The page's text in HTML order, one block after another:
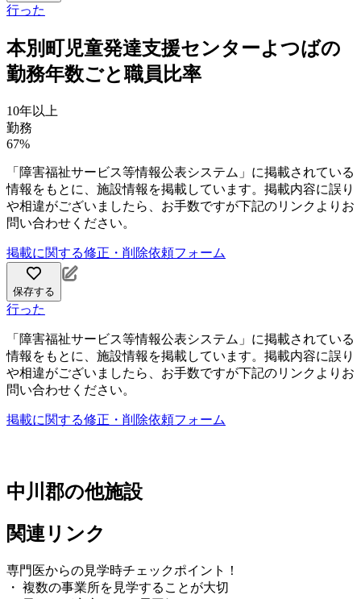
行った
本別町児童発達支援センターよつばの
勤務年数ごと職員比率
10年以上
勤務
67%
「障害福祉サービス等情報公表システム」に掲載されている
情報をもとに、施設情報を掲載しています。掲載内容に誤り
や相違がございましたら、お手数ですが下記のリンクよりお
問い合わせください。
掲載に関する修正・削除依頼フォーム
保存する
行った
「障害福祉サービス等情報公表システム」に掲載されている
情報をもとに、施設情報を掲載しています。掲載内容に誤り
や相違がございましたら、お手数ですが下記のリンクよりお
問い合わせください。
掲載に関する修正・削除依頼フォーム
中川郡の他施設
関連リンク
専門医からの見学時チェックポイント！
・ 複数の事業所を見学することが大切